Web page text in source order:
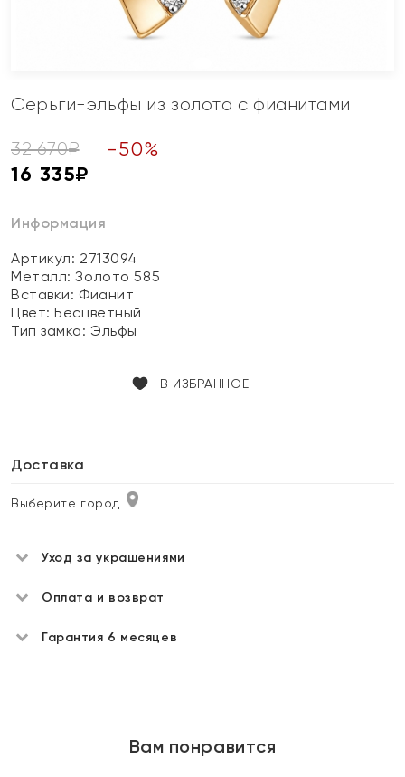
Серьги-эльфы из золота с фианитами
32 670₽ -50%
16 335₽
Информация
Артикул: 2713094
Металл:Золото 585
Вставки: Фианит
Цвет:Бесцветный
Тип замка:Эльфы
В ИЗБРАННОЕ
Доставка
Выберите город
Уход за украшениями
Оплата и возврат
Гарантия 6 месяцев
Вам понравится